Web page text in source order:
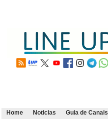
Home Noticias Guia de Canais